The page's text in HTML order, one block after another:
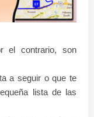
el contrario, son
a seguir o que te
lista de las